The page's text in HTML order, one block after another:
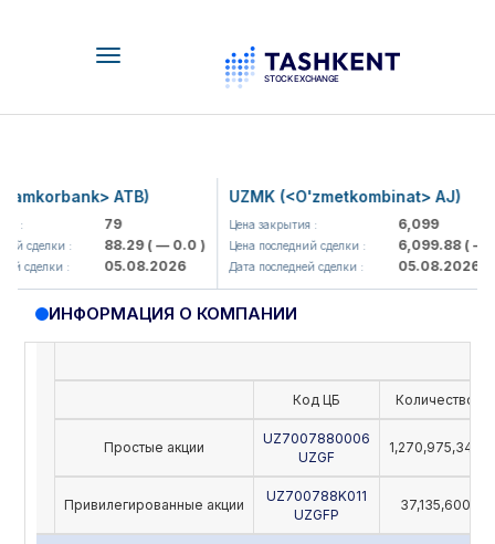
Toggle
ATB)
79
сделки : 88.29( — 0.0 )
сделки : 05.08.2026
UZMK (<O'zmetkombinat> AJ)
Цена закрытия : 6,099
Цена последний сделки : 6,099.88( —
Дата последней сделки : 05.08.2026
ИНФОРМАЦИЯ О КОМПАНИИ
Код ЦБ Количество
Простые акции
UZ7007880006
UZGF
1,270,975,342
Привилегированные акции
UZ700788K011
UZGFP
37,135,600